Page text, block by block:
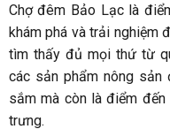
Chợ đêm Bảo Lạc là
khám phá và trải nghiệm
tìm thấy đủ mọi thứ từ
các sản phẩm nông sản
sắm mà còn là điểm
trưng.